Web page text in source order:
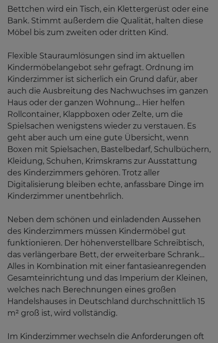
Bettchen wird ein Tisch, ein Klettergerüst oder eine
Bank. Stimmt außerdem die Qualität, halten diese
Möbel bis zum zweiten oder dritten Kind.
Flexible Stauraumlösungen sind im aktuellen
Kindermöbelangebot sehr gefragt. Ordnung im
Kinderzimmer ist sicherlich ein Grund dafür, aber
auch die Ausbreitung des Nachwuchses im ganzen
Haus oder der ganzen Wohnung… Hier helfen
Rollcontainer, Klappboxen oder Zelte, um die
Spielsachen wenigstens wieder zu verstauen. Es
geht aber auch um eine gute Übersicht, wenn
Boxen mit Spielsachen, Bastelbedarf, Schulbüchern,
Kleidung, Schuhen, Krimskrams zur Ausstattung
des Kinderzimmers gehören. Trotz aller
Digitalisierung bleiben echte, anfassbare Dinge im
Kinderzimmer unentbehrlich.
Neben dem schönen und einladenden Aussehen
des Kinderzimmers müssen Kindermöbel gut
funktionieren. Der höhenverstellbare Schreibtisch,
das verlängerbare Bett, der erweiterbare Schrank…
Alles in Kombination mit einer fantasieanregenden
Gesamteinrichtung und das Imperium der Kleinen,
welches nach Berechnungen eines großen
Handelshauses in Deutschland durchschnittlich 15
m² groß ist, wird vollständig.
Im Kinderzimmer wechseln die Anforderungen oft